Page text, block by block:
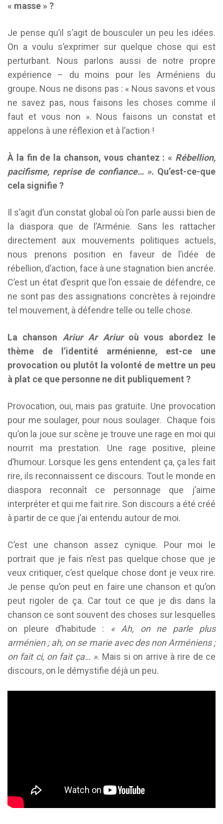
« masse » ?
Je pense qu’il s’agit de bousculer un peu les idées.
On a voulu s’exprimer sur quelque chose qui est
perturbant. Nous parlons aussi de notre propre
expérience – du moins pour les Arméniens du
groupe. Nous ne disons pas : « Nous savons et vous
ne savez pas, nous faisons les choses comme il
faut et vous non ». Nous faisons un constat et
appelons à une réflexion et à l’action !
À la fin de la chanson, vous chantez : « Rébellion,
pacifisme, reprise de confiance… ». Qu’est-ce-que
cela signifie ?
Il s’agit d’un constat global où l’on parle aussi bien de
la diaspora que de l’Arménie. Sans les rattacher
directement aux mouvements politiques actuels,
nous prenons position en faveur de l’idée de
rébellion, d’action, face à une stagnation bien ancrée.
C’est un état d’esprit que l’on essaie de défendre, ce
ne sont pas des assignations concrètes à rejoindre
tel mouvement, à défendre telle ou telle chose.
La chanson Ariur Ar Ariuroù vous abordez le
thème de l’identité arménienne, est-ce une
provocation ou plutôt la volonté de mettre un peu
à plat ce que personne ne dit publiquement ?
Provocation, oui, mais pas gratuite. Une provocation
pour me soulager, pour nous soulager. Chaque fois
qu’on la joue sur scène je trouve une rage en moi qui
nourrit ma prestation. Une rage positive, pleine
d’humour. Lorsque les gens entendent ça, ça les fait
rire, ils reconnaissent ce discours. Tout le monde en
diaspora reconnaît ce personnage que j’aime
interpréter et qui me fait rire. Son discours a été créé
à partir de ce que j’ai entendu autour de moi.
C’est une chanson assez cynique. Pour moi le
portrait que je fais n’est pas quelque chose que je
veux critiquer, c’est quelque chose dont je veux rire.
Je pense qu’on peut en faire une chanson et qu’on
peut rigoler de ça. Car tout ce que je dis dans la
chanson ce sont souvent des choses sur lesquelles
on pleure d’habitude : « Ah, on ne parle plus
arménien ; ah, on se marie avec des non Arméniens ;
on fait ci, on fait ça… ». Mais si on arrive à rire de ce
discours, on le démystifie déjà un peu.